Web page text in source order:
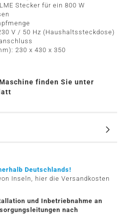
Stecker für ein 800 W
V / 50 Hz (Haushaltssteckdose)
230 x 430 x 350
finden Sie unter
Deutschlands!
Inseln, hier die Versandkosten
und Inbetriebnahme an
nach